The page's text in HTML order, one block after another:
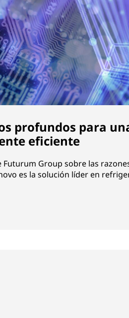
profundos para
eficiente
Futurum Group sobre las
es la solución líder en